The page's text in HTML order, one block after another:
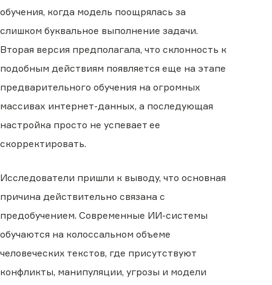
обучения, когда модель поощрялась за
слишком буквальное выполнение задачи.
Вторая версия предполагала, что склонность к
подобным действиям появляется еще на этапе
предварительного обучения на огромных
массивах интернет-данных, а последующая
настройка просто не успевает ее
скорректировать.
Исследователи пришли к выводу, что основная
причина действительно связана с
предобучением. Современные ИИ-системы
обучаются на колоссальном объеме
человеческих текстов, где присутствуют
конфликты, манипуляции, угрозы и модели